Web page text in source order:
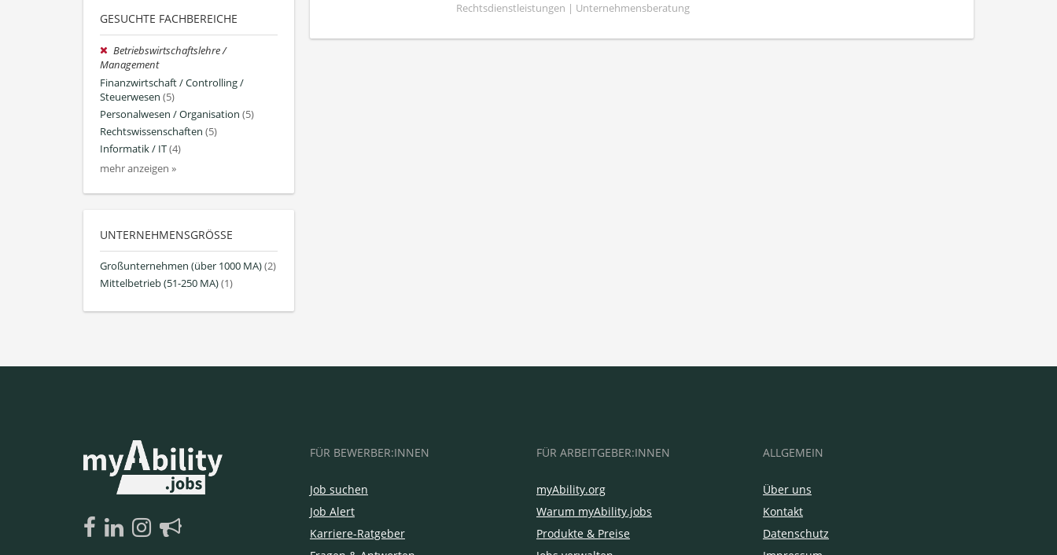
GESUCHTE FACHBEREICHE
Betriebswirtschaftslehre /
Management
Finanzwirtschaft / Controlling /
Steuerwesen (5)
Personalwesen / Organisation (5)
Rechtswissenschaften (5)
Informatik / IT(4)
mehr anzeigen »
UNTERNEHMENSGRÖSSE
Großunternehmen (über 1000 MA)(2)
Mittelbetrieb (51-250 MA)(1)
Rechtsdienstleistungen | Unternehmensberatung
FÜR BEWERBER:INNEN
Job suchen
Job Alert
Karriere-Ratgeber
FÜR ARBEITGEBER:INNEN
myAbility.org
Warum myAbility.jobs
Produkte & Preise
ALLGEMEIN
Über uns
Kontakt
Datenschutz